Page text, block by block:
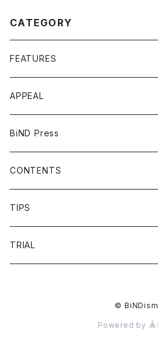
CATEGORY
FEATURES
APPEAL
BiND Press
CONTENTS
OVERVIEW
FAQ
TIPS
HEADING
TRIAL
© BiNDism
Powered by